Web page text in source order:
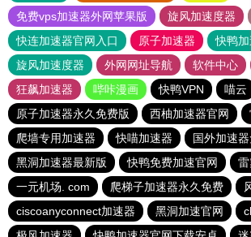
免费vps加速器外网苹果版
旋风加速度器
快连加速器官网入口
原子加速器
快鸭
旋风加速度器
外网网址导航 软件中心
狂飙加速器
哔咔漫画 快鸭VPN
喵云
原子加速器永久免费版
西柚加速器官网
爬墙专用加速器
快喵加速器
国外加速
黑洞加速器最新版
快鸭免费加速官网
一元机场. com
爬梯子加速器永久免费
ciscoanyconnect加速器
黑洞加速官网